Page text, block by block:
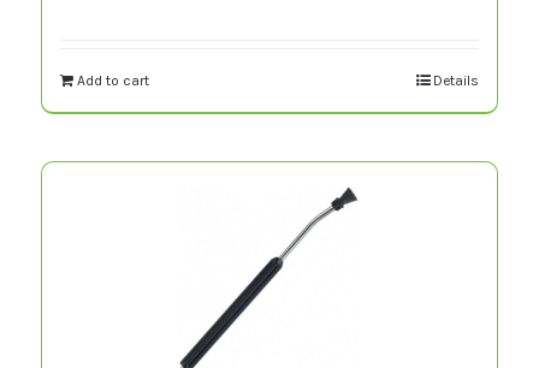
Add to cart Details